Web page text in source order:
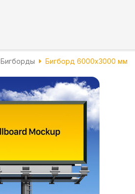
Бигборды Бигборд 6000х3000 мм